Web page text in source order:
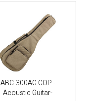
ABC-300AG COP -
Acoustic Guitar-